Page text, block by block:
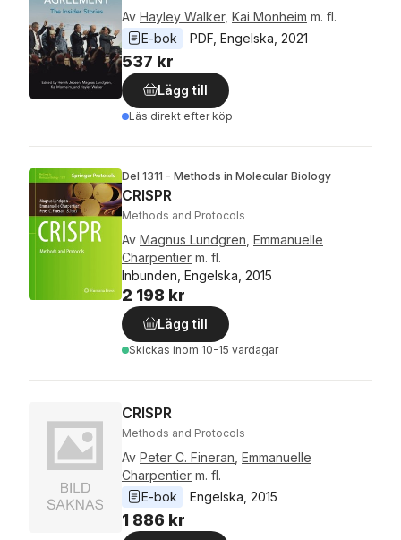
Av Hayley Walker, Kai Monheim m. fl.
E-bok
PDF Engelska 2021
537 kr
Lägg till
Läs direkt efter köp
Del 1311 - Methods in Molecular Biology
CRISPR
Methods and Protocols
Av Magnus Lundgren Emmanuelle
Charpentier m. fl.
Inbunden, Engelska, 2015
2 198 kr
Lägg till
Skickas inom 10-15 vardagar
CRISPR
Methods and Protocols
Av Peter C. Fineran Emmanuelle
Charpentier m. fl.
E-bok
Engelska 2015
1 886 kr